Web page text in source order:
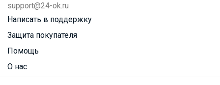
support@24-ok.ru
Написать в поддержку
Защита покупателя
Помощь
О нас